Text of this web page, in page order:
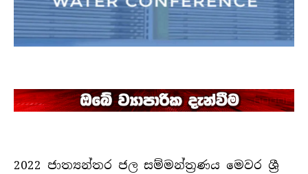
2022 ජාත්‍යන්තර ජල සම්මන්ත්‍රණය මෙවර ශ්‍රී